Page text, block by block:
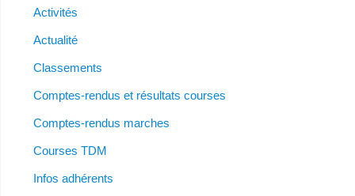
Activités
Actualité
Classements
Comptes-rendus et résultats courses
Comptes-rendus marches
Courses TDM
Infos adhérents